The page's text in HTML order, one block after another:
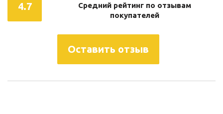
4.7
Средний рейтинг по отзывам
покупателей
Оставить отзыв